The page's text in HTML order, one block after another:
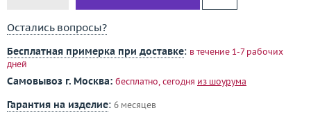
Остались вопросы?
Бесплатная примерка при доставке: в течение 1-7 рабочих
дней
Самовывоз г. Москва: бесплатно, сегодня из шоурума
Гарантия на изделие: 6 месяцев